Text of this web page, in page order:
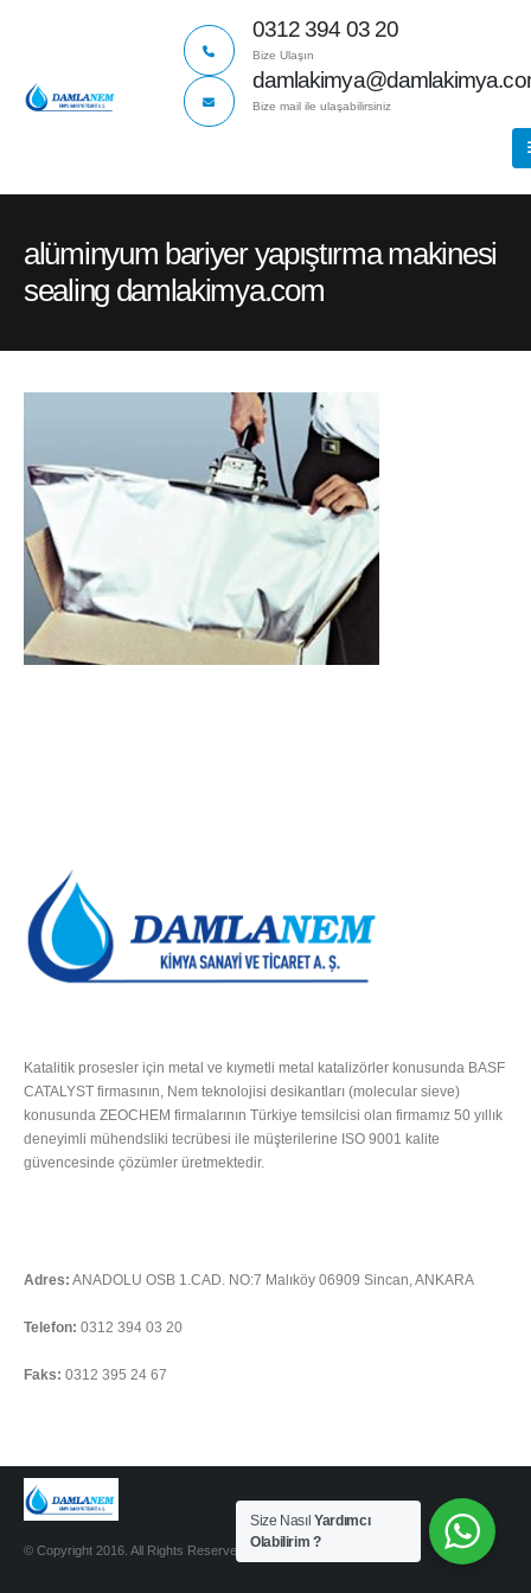
0312 394 03 20
Bize Ulaşın
Bize mail ile ulaşabilirsiniz
alüminyum bariyer yapıştırma makinesi
sealing damlakimya.com
Katalitik prosesler için metal ve kıymetli metal katalizörler konusunda BASF
CATALYST firmasının, Nem teknolojisi desikantları (molecular sieve)
konusunda ZEOCHEM firmalarının Türkiye temsilcisi olan firmamız 50 yıllık
deneyimli mühendsliki tecrübesi ile müşterilerine ISO 9001 kalite
güvencesinde çözümler üretmektedir.
Adres: ANADOLU OSB 1.CAD. NO:7 Malıköy 06909 Sincan, ANKARA
Telefon: 0312 394 03 20
Faks: 0312 395 24 67
© Copyright 2016. All Rights Reserved.
Size NasılYardımcı
Olabilirim ?